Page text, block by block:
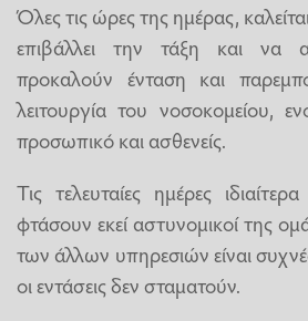
Όλες τις ώρες της ημέρας,
επιβάλλει την τάξη και να
προκαλούν ένταση και
λειτουργία του νοσοκομείου,
προσωπικό και ασθενείς.
Τις τελευταίες ημέρες
φτάσουν εκεί αστυνομικοί της
των άλλων υπηρεσιών είναι
οι εντάσεις δεν σταματούν.